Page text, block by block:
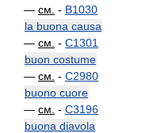
— см. - B1030
la buona causa
— см. - C1301
buon costume
— см. - C2980
buono cuore
— см. - C3196
buona diavola